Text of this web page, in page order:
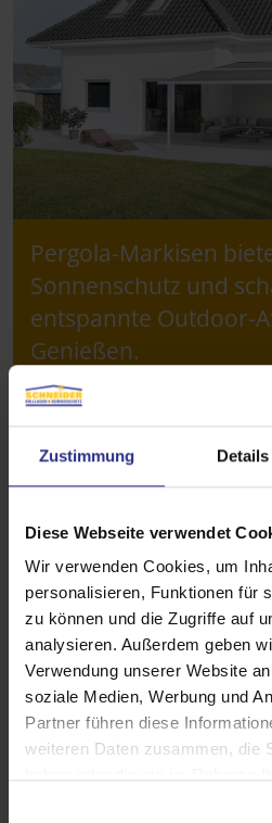
Zustimmung Details
Diese Webseite verwendet
Wir verwenden Cookies, um
personalisieren, Funktionen für
zu können und die Zugriffe auf
analysieren. Außerdem geben
Verwendung unserer Website
soziale Medien, Werbung und
Partner führen diese
weiteren Daten zusammen, die
Pergola-Markisen
Sonnenschutz und
entspannte Outdoor-
Genießen.
Details und Varianten